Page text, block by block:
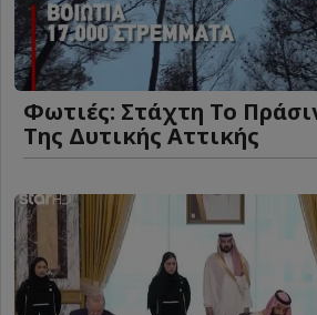
Φωτιές: Στάχτη Το
Της Δυτικής Αττικής